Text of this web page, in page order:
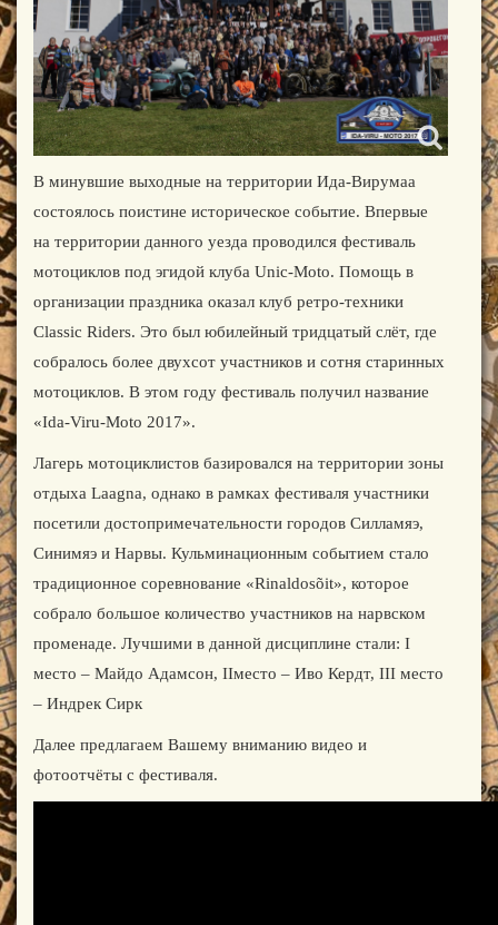
В минувшие выходные на территории Ида-Вирумаа
состоялось поистине историческое событие. Впервые
на территории данного уезда проводился фестиваль
мотоциклов под эгидой клуба Unic-Moto. Помощь в
организации праздника оказал клуб ретро-техники
Classic Riders. Это был юбилейный тридцатый слёт, где
собралось более двухсот участников и сотня старинных
мотоциклов. В этом году фестиваль получил название
«Ida-Viru-Moto 2017».
Лагерь мотоциклистов базировался на территории зоны
отдыха Laagna, однако в рамках фестиваля участники
посетили достопримечательности городов Силламяэ,
Синимяэ и Нарвы. Кульминационным событием стало
традиционное соревнование «Rinaldosõit», которое
собрало большое количество участников на нарвском
променаде. Лучшими в данной дисциплине стали: I
место – Майдо Адамсон, IIместо – Иво Кердт, III место
– Индрек Сирк
Далее предлагаем Вашему вниманию видео и
фотоотчёты с фестиваля.